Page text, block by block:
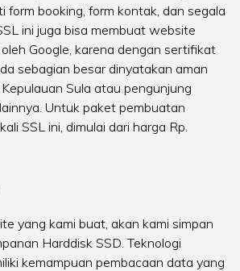
form booking, form kontak, dan segala
ini juga bisa membuat website
Google, karena dengan sertifikat
sebagian besar dinyatakan aman
Sula atau pengunjung
Untuk paket pembuatan
SSL ini, dimulai dari harga Rp.
yang kami buat, akan kami simpan
Harddisk SSD. Teknologi
kemampuan pembacaan data yang